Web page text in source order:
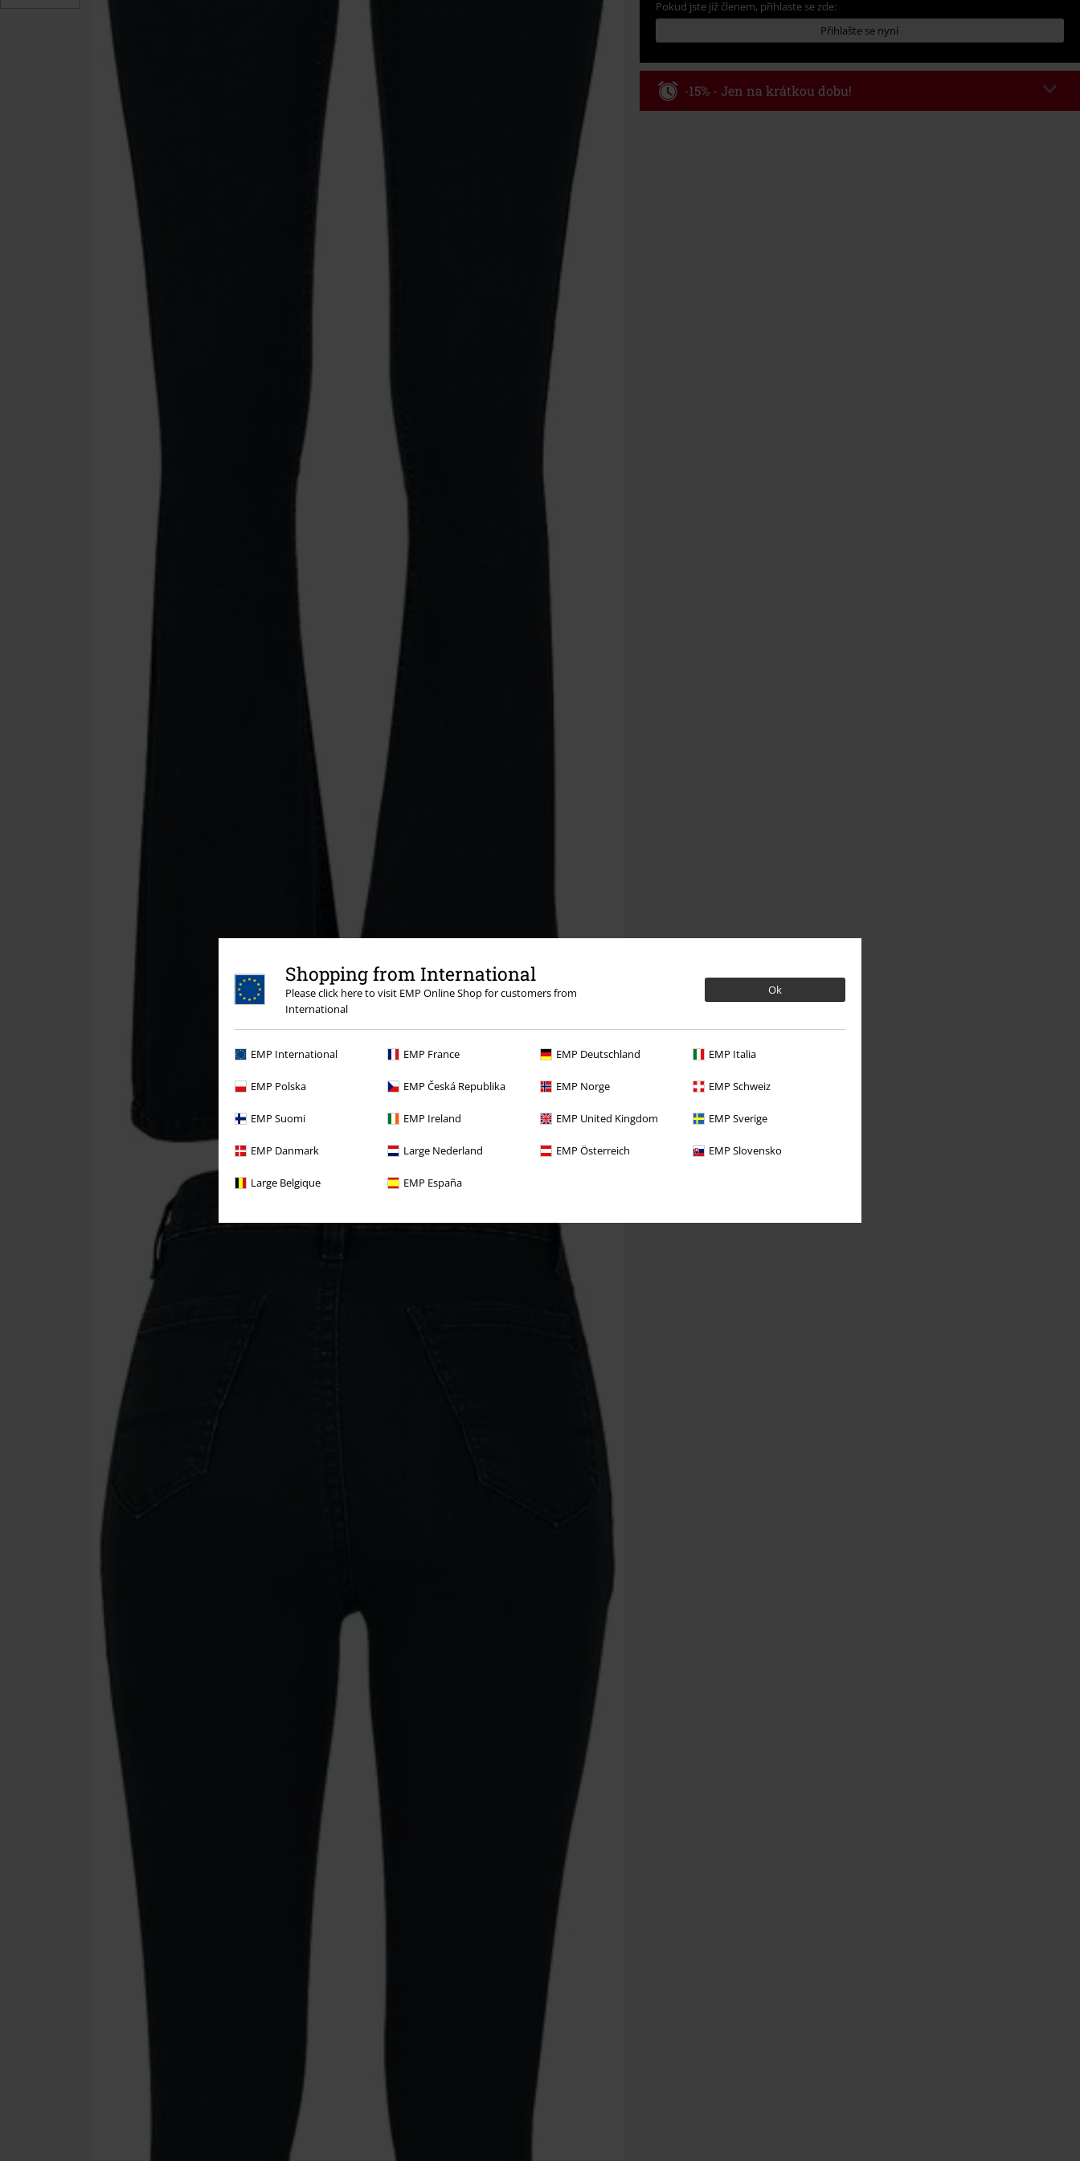
Shopping from International
Please click here to visit EMP Online Shop for customers from
International
Ok
EMP International EMP France EMP Deutschland EMP Italia
EMP Polska EMP Česká Republika EMP Norge EMP Schweiz
EMP Suomi EMP Ireland EMP United Kingdom EMP Sverige
EMP Danmark Large Nederland EMP Österreich EMP Slovensko
Large Belgique EMP España
Pokud jste již členem, přihlaste se zde:
Přihlašte se nyní
-15% - Jen na krátkou dobu!